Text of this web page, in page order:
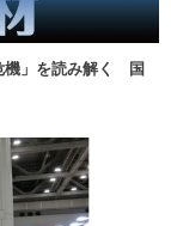
機」を読み解く 国